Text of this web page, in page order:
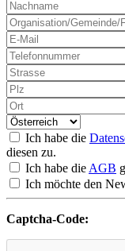
Ich habe die
diesen zu.
Ich habe dieAGB
Ich möchte den
Captcha-Code: